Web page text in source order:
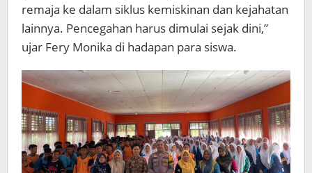
remaja ke dalam siklus kemiskinan dan kejahatan
lainnya. Pencegahan harus dimulai sejak dini,”
ujar Fery Monika di hadapan para siswa.